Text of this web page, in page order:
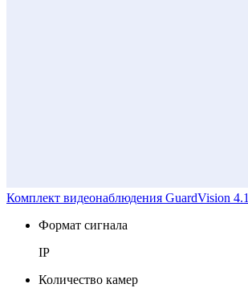
Комплект видеонаблюдения GuardVision 4.1
Формат сигнала
IP
Количество камер